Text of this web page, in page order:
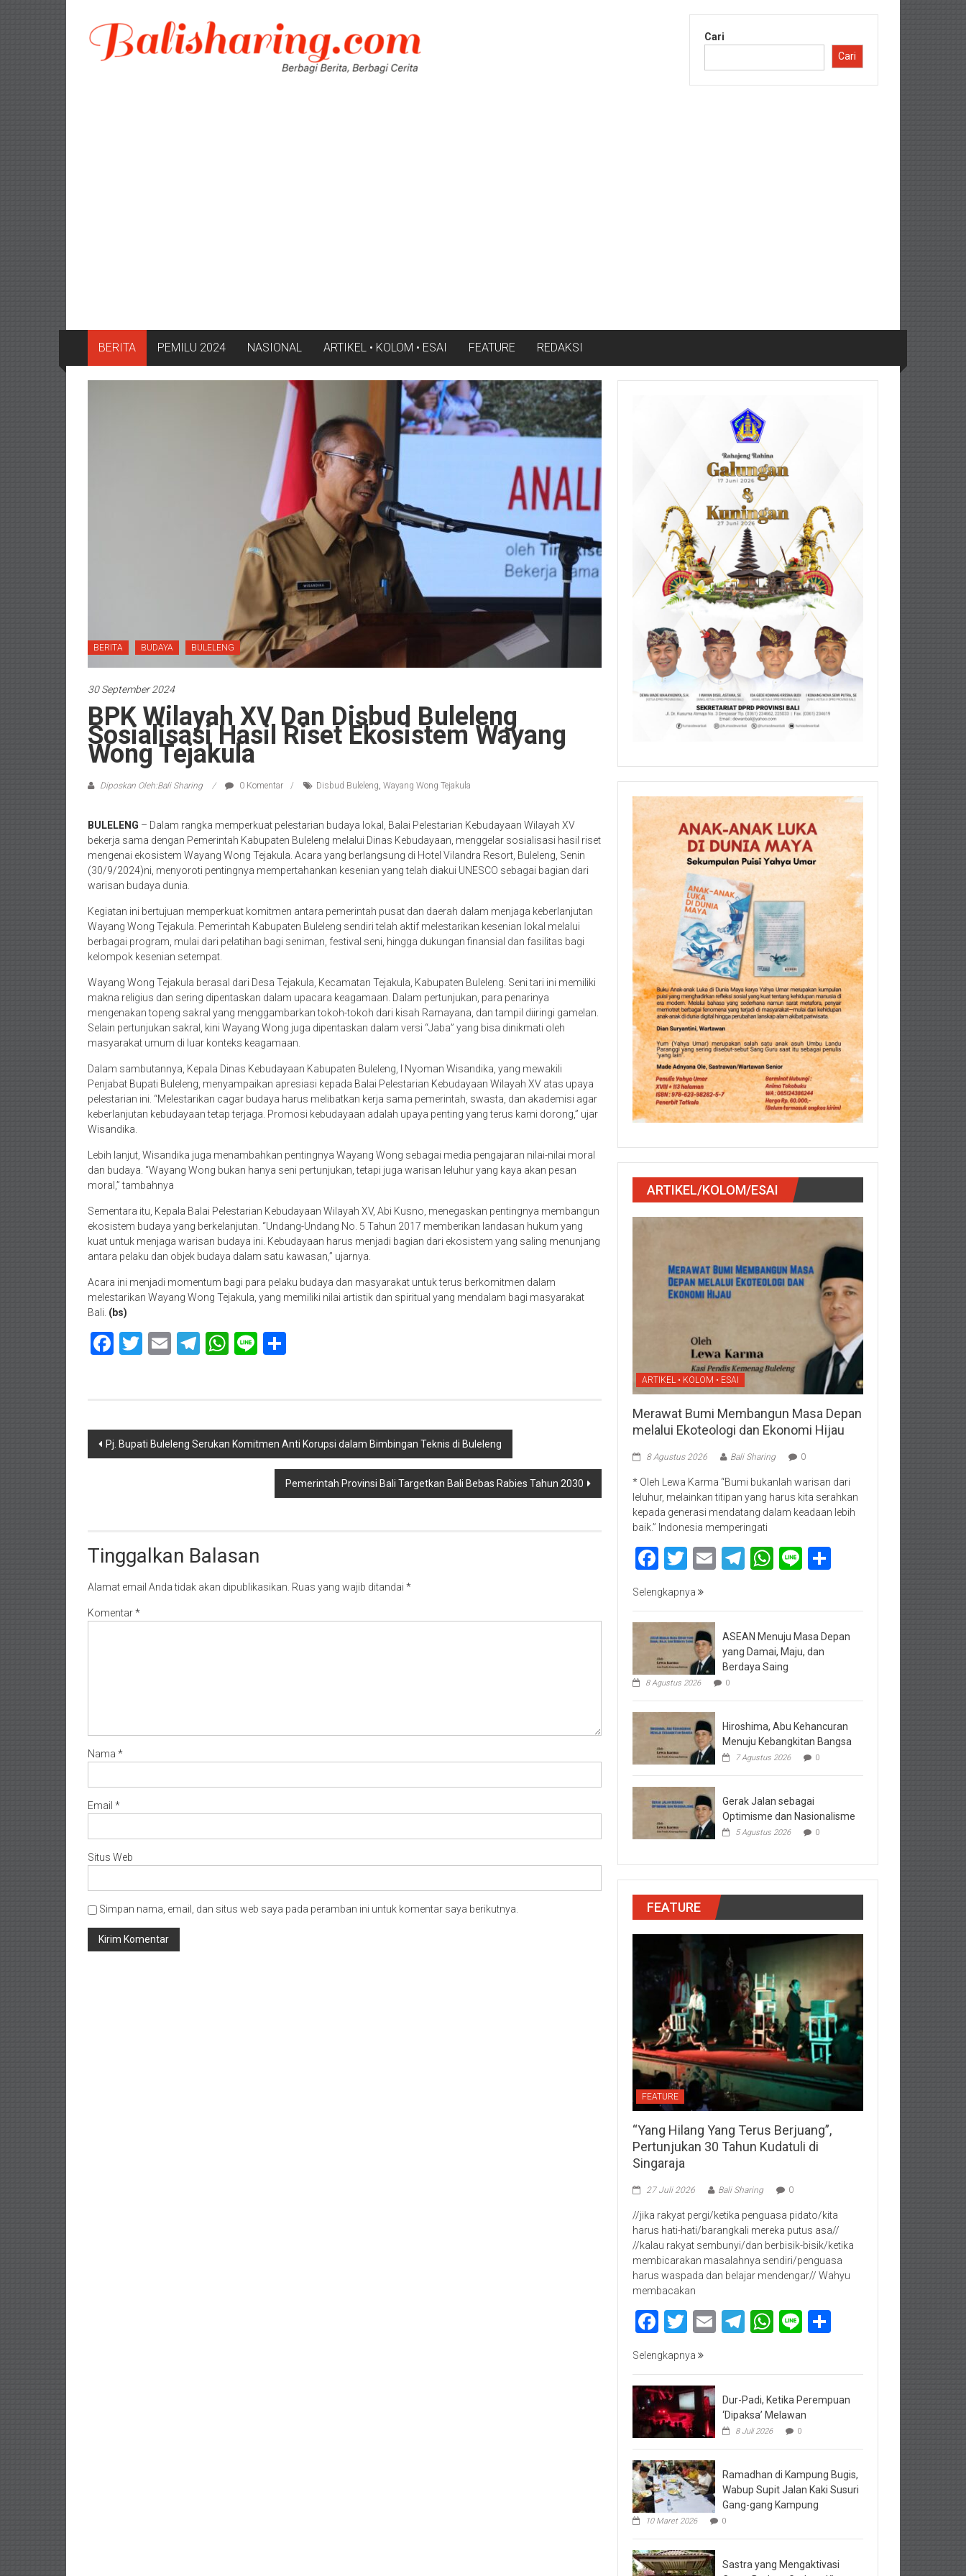
konten
Cari
Cari
BERITA PEMILU 2024 NASIONAL ARTIKEL • KOLOM • ESAI FEATURE REDAKSI
BERITA BUDAYA BULELENG
30 September 2024
BPK Wilayah XV Dan Disbud Buleleng
Sosialisasi Hasil Riset Ekosistem Wayang
Wong Tejakula
Diposkan Oleh:Bali Sharing 0 Komentar Disbud Buleleng, Wayang Wong Tejakula
BULELENG – Dalam rangka memperkuat pelestarian budaya lokal, Balai Pelestarian Kebudayaan Wilayah XV
bekerja sama dengan Pemerintah Kabupaten Buleleng melalui Dinas Kebudayaan, menggelar sosialisasi hasil riset
mengenai ekosistem Wayang Wong Tejakula. Acara yang berlangsung di Hotel Vilandra Resort, Buleleng, Senin
(30/9/2024)ni, menyoroti pentingnya mempertahankan kesenian yang telah diakui UNESCO sebagai bagian dari
warisan budaya dunia.
Kegiatan ini bertujuan memperkuat komitmen antara pemerintah pusat dan daerah dalam menjaga keberlanjutan
Wayang Wong Tejakula. Pemerintah Kabupaten Buleleng sendiri telah aktif melestarikan kesenian lokal melalui
berbagai program, mulai dari pelatihan bagi seniman, festival seni, hingga dukungan finansial dan fasilitas bagi
kelompok kesenian setempat.
Wayang Wong Tejakula berasal dari Desa Tejakula, Kecamatan Tejakula, Kabupaten Buleleng. Seni tari ini memiliki
makna religius dan sering dipentaskan dalam upacara keagamaan. Dalam pertunjukan, para penarinya
mengenakan topeng sakral yang menggambarkan tokoh-tokoh dari kisah Ramayana, dan tampil diiringi gamelan.
Selain pertunjukan sakral, kini Wayang Wong juga dipentaskan dalam versi “Jaba” yang bisa dinikmati oleh
masyarakat umum di luar konteks keagamaan.
Dalam sambutannya, Kepala Dinas Kebudayaan Kabupaten Buleleng, I Nyoman Wisandika, yang mewakili
Penjabat Bupati Buleleng, menyampaikan apresiasi kepada Balai Pelestarian Kebudayaan Wilayah XV atas upaya
pelestarian ini. “Melestarikan cagar budaya harus melibatkan kerja sama pemerintah, swasta, dan akademisi agar
keberlanjutan kebudayaan tetap terjaga. Promosi kebudayaan adalah upaya penting yang terus kami dorong,” ujar
Wisandika.
Lebih lanjut, Wisandika juga menambahkan pentingnya Wayang Wong sebagai media pengajaran nilai-nilai moral
dan budaya. “Wayang Wong bukan hanya seni pertunjukan, tetapi juga warisan leluhur yang kaya akan pesan
moral,” tambahnya
Sementara itu, Kepala Balai Pelestarian Kebudayaan Wilayah XV, Abi Kusno, menegaskan pentingnya membangun
ekosistem budaya yang berkelanjutan. “Undang-Undang No. 5 Tahun 2017 memberikan landasan hukum yang
kuat untuk menjaga warisan budaya ini. Kebudayaan harus menjadi bagian dari ekosistem yang saling menunjang
antara pelaku dan objek budaya dalam satu kawasan,” ujarnya.
Acara ini menjadi momentum bagi para pelaku budaya dan masyarakat untuk terus berkomitmen dalam
melestarikan Wayang Wong Tejakula, yang memiliki nilai artistik dan spiritual yang mendalam bagi masyarakat
Bali. (bs)
Facebook
Twitter
EmailTelegram
WhatsApp
Line
Navigasi
Pj. Bupati Buleleng Serukan Komitmen Anti Korupsi dalam Bimbingan Teknis di Buleleng
Pemerintah Provinsi Bali Targetkan Bali Bebas Rabies Tahun 2030
Tinggalkan Balasan
Alamat email Anda tidak akan dipublikasikan. Ruas yang wajib ditandai *
Komentar*
Nama *
Email *
Situs Web
Simpan nama, email, dan situs web saya pada peramban ini untuk komentar saya berikutnya.
ARTIKEL/KOLOM/ESAI
ARTIKEL • KOLOM • ESAI
Merawat Bumi Membangun Masa Depan
melalui Ekoteologi dan Ekonomi Hijau
8 Agustus 2026 Bali Sharing 0
* Oleh Lewa Karma “Bumi bukanlah warisan dari
leluhur, melainkan titipan yang harus kita serahkan
kepada generasi mendatang dalam keadaan lebih
baik.” Indonesia memperingati
Facebook
Twitter
EmailTelegram
WhatsApp
Line
Selengkapnya
ASEAN Menuju Masa Depan
yang Damai, Maju, dan
Berdaya Saing
8 Agustus 2026 0
Hiroshima, Abu Kehancuran
Menuju Kebangkitan Bangsa
7 Agustus 2026 0
Gerak Jalan sebagai
Optimisme dan Nasionalisme
5 Agustus 2026 0
FEATURE
FEATURE
“Yang Hilang Yang Terus Berjuang”,
Pertunjukan 30 Tahun Kudatuli di
Singaraja
27 Juli 2026 Bali Sharing 0
//jika rakyat pergi/ketika penguasa pidato/kita
harus hati-hati/barangkali mereka putus asa//
//kalau rakyat sembunyi/dan berbisik-bisik/ketika
membicarakan masalahnya sendiri/penguasa
harus waspada dan belajar mendengar// Wahyu
membacakan
Facebook
Twitter
EmailTelegram
WhatsApp
Line
Selengkapnya
Dur-Padi, Ketika Perempuan
‘Dipaksa’ Melawan
8 Juli 2026 0
Ramadhan di Kampung Bugis,
Wabup Supit Jalan Kaki Susuri
Gang-gang Kampung
10 Maret 2026 0
Sastra yang Mengaktivasi